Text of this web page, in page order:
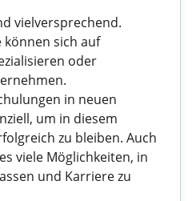
vielversprechend.
können sich auf
oder
in neuen
um in diesem
zu bleiben. Auch
viele Möglichkeiten, in
und Karriere zu